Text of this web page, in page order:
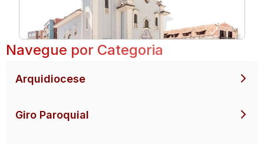
Navegue por Categoria
Arquidiocese
Giro Paroquial